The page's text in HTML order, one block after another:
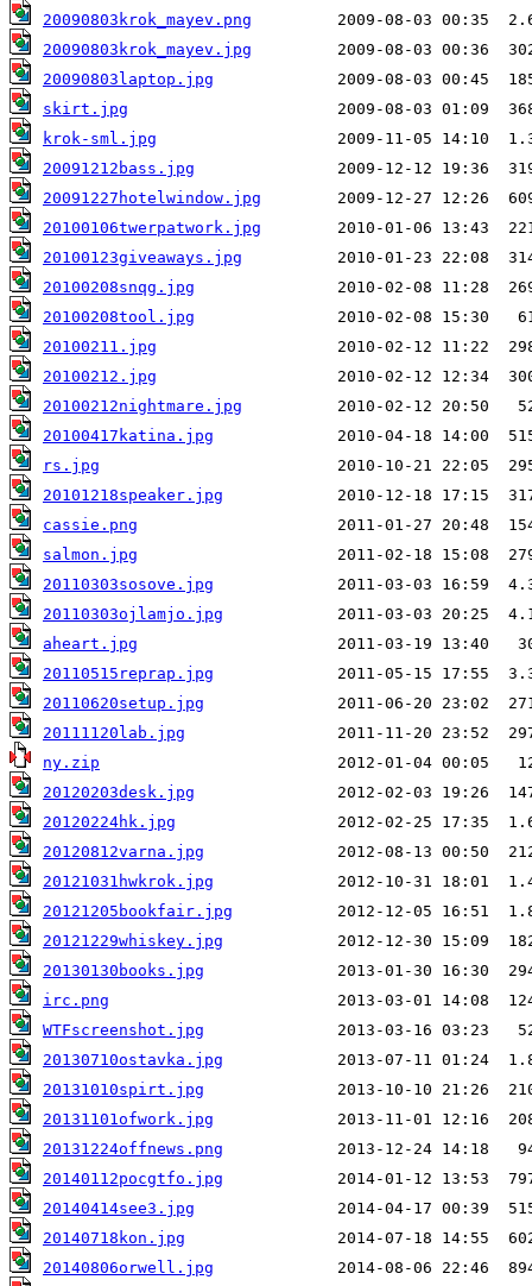
20090803krok_mayev.png
20090803krok_mayev.jpg
20090803laptop.jpg
skirt.jpg
krok-sml.jpg
20091212bass.jpg
20091227hotelwindow.jpg
20100106twerpatwork.jpg
20100123giveaways.jpg
20100208snqg.jpg
20100208tool.jpg
20100211.jpg
20100212.jpg
20100212nightmare.jpg
20100417katina.jpg
rs.jpg
20101218speaker.jpg
cassie.png
salmon.jpg
20110303sosove.jpg
20110303ojlamjo.jpg
aheart.jpg
20110515reprap.jpg
20110620setup.jpg
20111120lab.jpg
ny.zip
20120203desk.jpg
20120224hk.jpg
20120812varna.jpg
20121031hwkrok.jpg
20121205bookfair.jpg
20121229whiskey.jpg
20130130books.jpg
irc.png
WTFscreenshot.jpg
20130710ostavka.jpg
20131010spirt.jpg
20131101ofwork.jpg
20131224offnews.png
20140112pocgtfo.jpg
20140414see3.jpg
20140718kon.jpg
20140806orwell.jpg